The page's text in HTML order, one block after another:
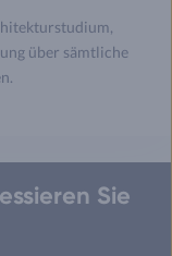
über sämtliche
Sie